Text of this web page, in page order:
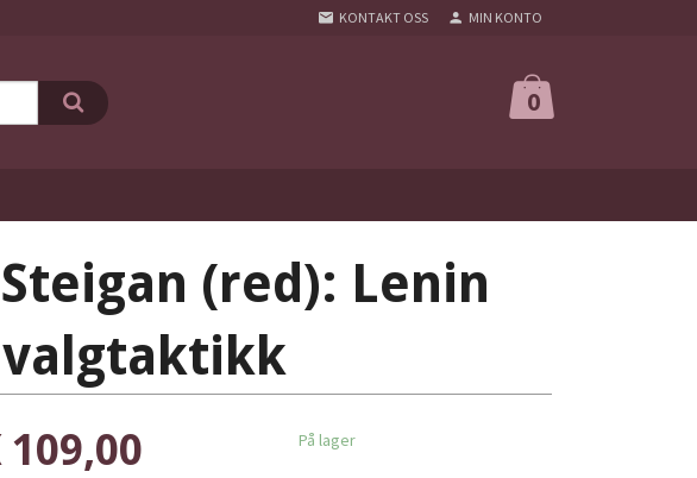
KONTAKT OSS MIN KONTO
0
(red): Lenin
109,00 På lager